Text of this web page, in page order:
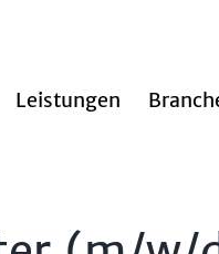
Leistungen